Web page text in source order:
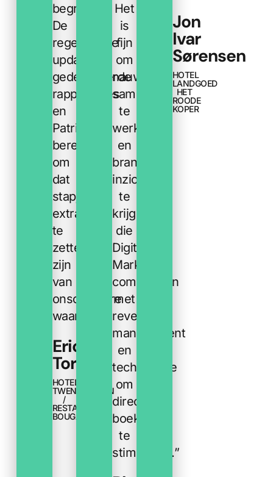
begrijpen.
De
regelmatige
updates,
gedetailleerde
rapportages
en
Patrick’s
bereidheid
om
dat
stapje
extra
te
zetten
zijn
van
onschatbare
waarde.
Eric
Toren
HOTEL
TWENTYSEVEN
/
RESTAURANT
BOUGAINVILLE
Het
is
fijn
om
nauw
samen
te
werken
en
branche-
inzichten
te
krijgen
die
Digital
Marketing
combineren
met
revenue
management
en
technologie
om
directe
boekingen
te
stimuleren.”
Jon
Ivar
Sørensen
HOTEL
LANDGOED
HET
ROODE
KOPER